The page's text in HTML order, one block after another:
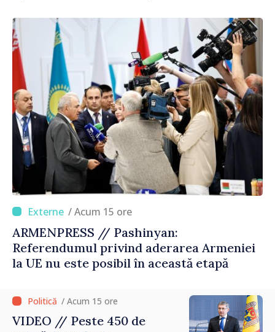
corectă”
/ Acum 15 ore
ARMENPRESS // Pashinyan:
Referendumul privind aderarea Armeniei
la UE nu este posibil în această etapă
/ Acum 15 ore
VIDEO // Peste 450 de